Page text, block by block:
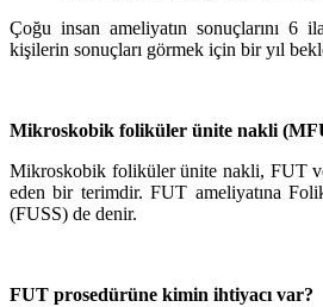
Çoğu insan ameliyatın sonuçlarını 6
kişilerin sonuçları görmek için bir yıl
Mikroskobik foliküler ünite nakli
Mikroskobik foliküler ünite nakli, FUT
eden bir terimdir. FUT ameliyatına
(FUSS) de denir.
FUT prosedürüne kimin ihtiyacı var?